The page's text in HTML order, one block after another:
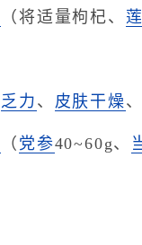
（将适量枸杞、
乏力 、 皮肤干燥
（ 党参40~60g、